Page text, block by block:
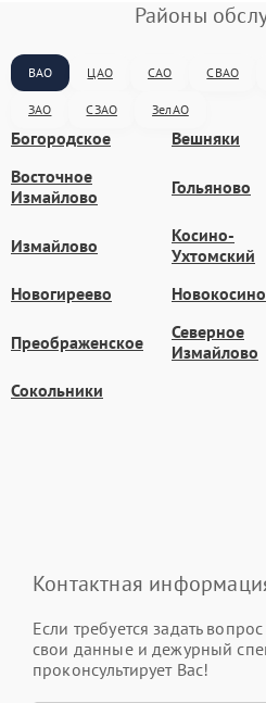
Районы
ВАО ЦАО САО СВАО
ЗАО СЗАО ЗелАО
Богородское Вешняки
Восточное
Измайлово
Гольяново
Измайлово
Косино-
Ухтомский
Новогиреево Новокосино
Преображенское
Северное
Измайлово
Сокольники
Контактная
Если требуется задать
свои данные и дежурный
проконсультирует Вас!